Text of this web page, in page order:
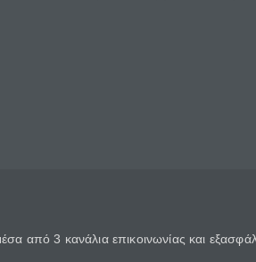
από 3 κανάλια επικοινωνίας και